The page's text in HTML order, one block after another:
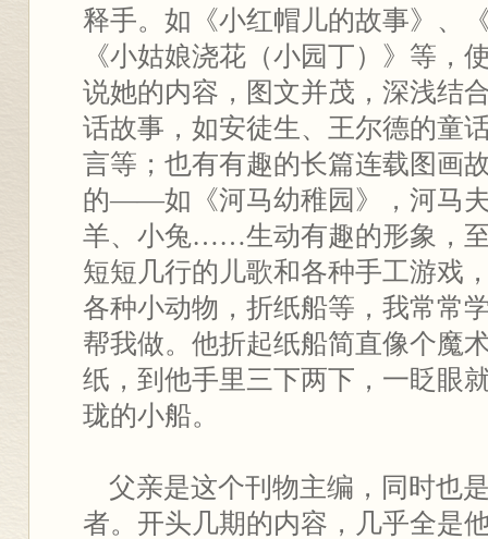
释手。如《小红帽儿的故事》、
《小姑娘浇花（小园丁）》等，
说她的内容，图文并茂，深浅结
话故事，如安徒生、王尔德的童
言等；也有有趣的长篇连载图
的——如《河马幼稚园》，河马
羊、小兔……生动有趣的形象，
短短几行的儿歌和各种手工游戏
各种小动物，折纸船等，我常常
帮我做。他折起纸船简直像个魔
纸，到他手里三下两下，一眨眼
珑的小船。
父亲是这个刊物主编，同时也
者。开头几期的内容，几乎全是